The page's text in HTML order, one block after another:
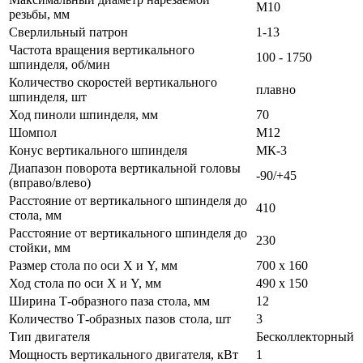
резьбы, мм
М10
Сверлильный патрон
1-13
Частота вращения вертикального
шпинделя, об/мин
100 - 1750
Количество скоростей вертикального
шпинделя, шт
плавно
Ход пиноли шпинделя, мм
70
Шомпол
М12
Конус вертикального шпинделя
МК-3
Диапазон поворота вертикальной головы
(вправо/влево)
-90/+45
Расстояние от вертикального шпинделя до
стола, мм
410
Расстояние от вертикального шпинделя до
стойки, мм
230
Размер стола по оси X и Y, мм
700 x 160
Ход стола по оси X и Y, мм
490 x 150
Ширина Т-образного паза стола, мм
12
Количество Т-образных пазов стола, шт
3
Тип двигателя
Бесколлекторный
Мощность вертикального двигателя, кВт
1